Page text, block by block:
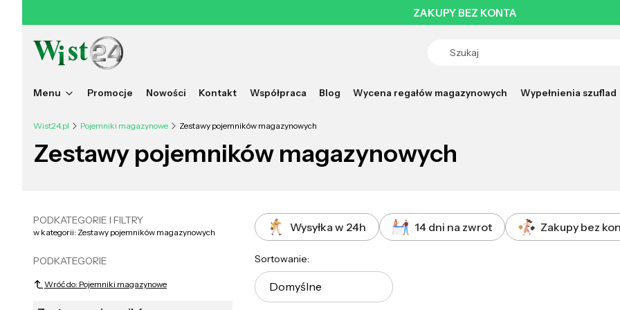
Menu Promocje Nowości Kontakt Współpraca Blog Wycena regałów magazynowych Wypełnienia szuflad
Wist24.pl Pojemniki magazynowe Zestawy pojemników magazynowych
Zestawy pojemników magazynowych
PODKATEGORIE I FILTRY
w kategorii: Zestawy pojemników magazynowych
PODKATEGORIE
Wróć do: Pojemniki magazynowe
Wysyłka w 24h 14 dni na zwrot Zakupy bez
Lista produktów
Sortowanie:
Domyślne